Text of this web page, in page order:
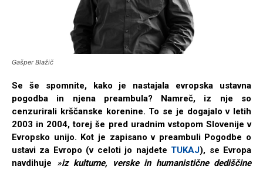
Gašper Blažič
Se še spomnite, kako je nastajala evropska ustavna
pogodba in njena preambula? Namreč, iz nje so
cenzurirali krščanske korenine. To se je dogajalo v letih
2003 in 2004, torej še pred uradnim vstopom Slovenije v
Evropsko unijo. Kot je zapisano v preambuli Pogodbe o
ustavi za Evropo (v celoti jo najdete TUKAJ), se Evropa
navdihuje »iz kulturne, verske in humanistične dediščine